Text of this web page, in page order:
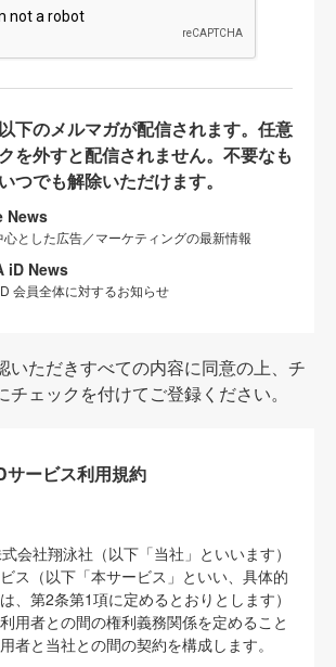
下のメルマガが配信されます。任意
を外すと配信されません。不要なも
つでも解除いただけます。
News
とした広告／マーケティングの最新情報
iD News
会員全体に対するお知らせ
いただきすべての内容に同意の上、チ
チェックを付けてご登録ください。
ービス利用規約
会社翔泳社（以下「当社」といいます）
ス（以下「本サービス」といい、具体的
、第2条第1項に定めるとおりとします）
用者との間の権利義務関係を定めること
者と当社との間の契約を構成します。